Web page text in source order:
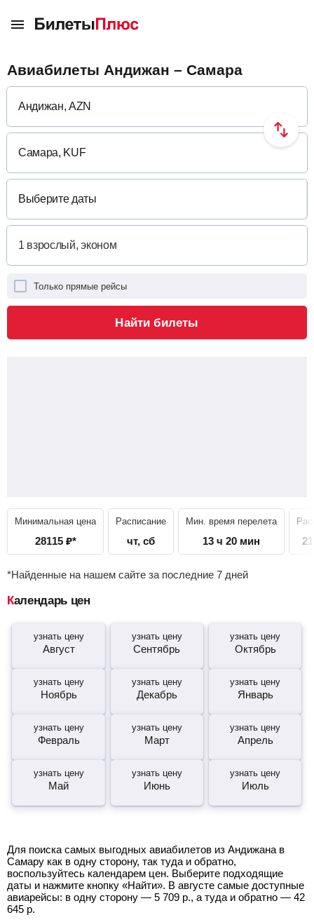
Авиабилеты Андижан – Самара
Выберите даты
Только прямые рейсы
Найти билеты
Минимальная цена
28115 ₽*
Расписание
чт, сб
Мин. время перелета
13 ч 20 мин
*Найденные на нашем сайте за последние 7 дней
Календарь цен
узнать цену
Август
узнать цену
Сентябрь
узнать цену
Октябрь
узнать цену
Ноябрь
узнать цену
Декабрь
узнать цену
Январь
узнать цену
Февраль
узнать цену
Март
узнать цену
Апрель
узнать цену
Май
узнать цену
Июнь
узнать цену
Июль
Для поиска самых выгодных авиабилетов из Андижана в
Самару как в одну сторону, так туда и обратно,
воспользуйтесь календарем цен. Выберите подходящие
даты и нажмите кнопку «Найти». В августе самые доступные
авиарейсы: в одну сторону — 5 709 р., а туда и обратно — 42
645 р.